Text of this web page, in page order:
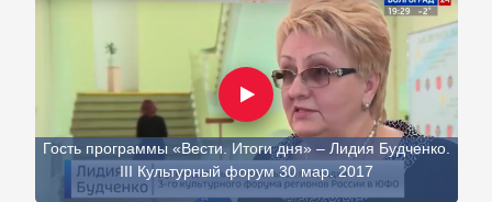
Гость программы «Вести. Итоги дня» – Лидия Будченко.
III Культурный форум 30 мар. 2017